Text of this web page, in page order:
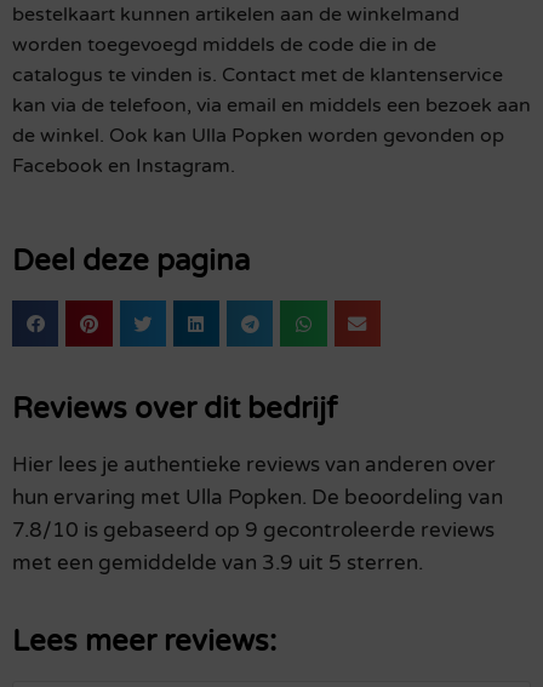
bestelkaart kunnen artikelen aan de winkelmand
worden toegevoegd middels de code die in de
catalogus te vinden is. Contact met de klantenservice
kan via de telefoon, via email en middels een bezoek aan
de winkel. Ook kan Ulla Popken worden gevonden op
Facebook en Instagram.
Deel deze pagina
Reviews over dit bedrijf
Hier lees je authentieke reviews van anderen over
hun ervaring met Ulla Popken. De beoordeling van
7.8/10 is gebaseerd op 9 gecontroleerde reviews
met een gemiddelde van 3.9 uit 5 sterren.
Lees meer reviews: